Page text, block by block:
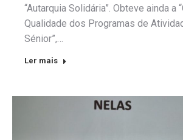
“Autarquia Solidária”. Obteve ainda a
Qualidade dos Programas de
Sénior”,…
Ler mais